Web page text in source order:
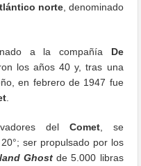
norte, denominado
a la compañía De
los años 40 y, tras una
en febrero de 1947 fue
del Comet, se
ser propulsado por los
Ghost de 5.000 libras